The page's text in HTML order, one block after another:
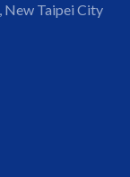
New Taipei City